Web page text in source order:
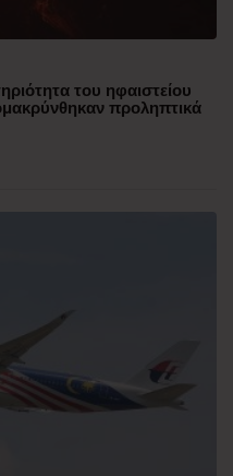
του ηφαιστείου
προληπτικά